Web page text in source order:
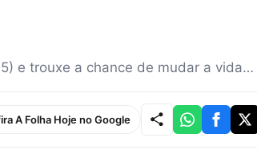
e trouxe a chance de mudar a vida…
A Folha Hoje no Google